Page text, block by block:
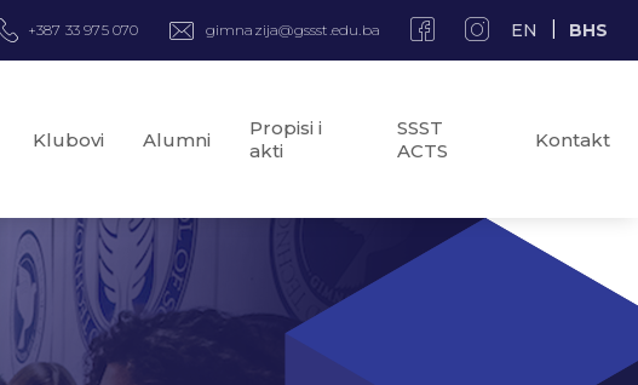
+387 33 975 070 gimnazija@gssst.edu.ba EN BHS
Klubovi Alumni
Propisi i
akti
SSST
ACTS
Kontakt